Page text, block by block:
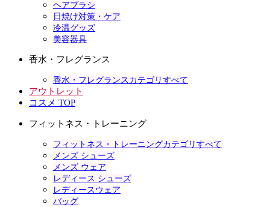
ヘアブラシ
日焼け対策・ケア
冷温グッズ
美容器具
香水・フレグランス
香水・フレグランスカテゴリすべて
アウトレット
コスメ TOP
フィットネス・トレーニング
フィットネス・トレーニングカテゴリすべて
メンズ シューズ
メンズ ウェア
レディース シューズ
レディースウェア
バッグ